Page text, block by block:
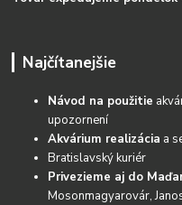
Najčítanejšie
Návod na použitie
upozornení
Akvárium realizácia a
Bratislavský kuriér
Privezieme aj do
Mosonmagyarovár,